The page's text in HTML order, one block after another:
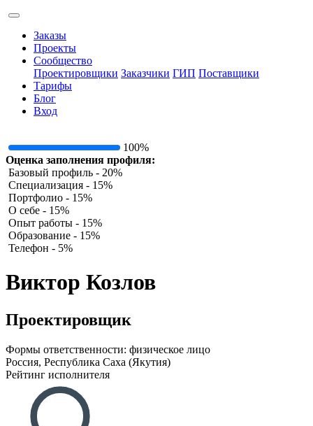
Заказы
Проекты
Сообщество
Проектировщики Заказчики ГИП Поставщики
Тарифы
Блог
Вход
100%
Оценка заполнения профиля:
Базовый профиль - 20%
Специализация - 15%
Портфолио - 15%
О себе - 15%
Опыт работы - 15%
Образование - 15%
Телефон - 5%
Виктор Козлов
Проектировщик
Формы ответственности: физическое лицо
Россия, Республика Саха (Якутия)
Рейтинг исполнителя